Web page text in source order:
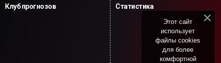
Клуб прогнозов Статистика
Этот сайт
использует
файлы cookies
для более
комфортной